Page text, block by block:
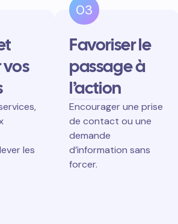
vos
les
03
Favoriser le
passage à
l’action
Encourager une prise
de contact ou une
demande
d’information sans
forcer.